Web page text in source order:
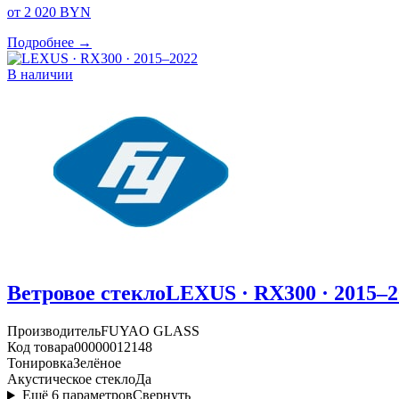
от 2 020 BYN
Подробнее →
В наличии
Ветровое стеклоLEXUS · RX300 ·
ПроизводительFUYAO GLASS
Код товара00000012148
ТонировкаЗелёное
Акустическое стеклоДа
Ещё 6 параметровСвернуть